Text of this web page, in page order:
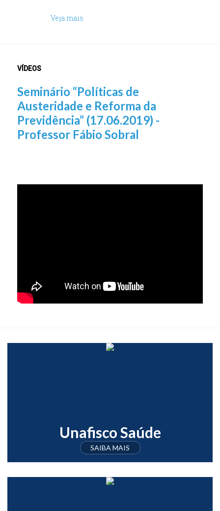
Veja mais
VÍDEOS
Seminário “Políticas de
Austeridade e Reforma da
Previdência” (17.06.2019) -
Professor Fábio Sobral
Unafisco Saúde
SAIBA MAIS